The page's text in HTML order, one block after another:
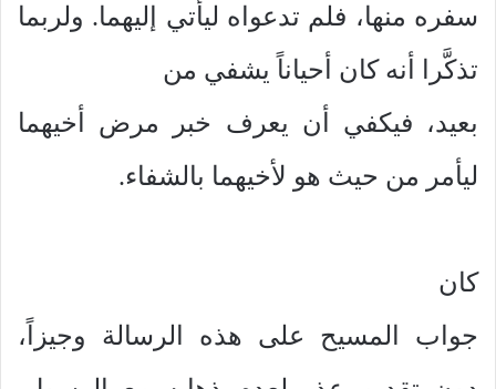
سفره منها، فلم تدعواه ليأتي إليهما. ولربما
تذكَّرا أنه كان أحياناً يشفي من
بعيد، فيكفي أن يعرف خبر مرض أخيهما
ليأمر من حيث هو لأخيهما بالشفاء.
كان
جواب المسيح على هذه الرسالة وجيزاً،